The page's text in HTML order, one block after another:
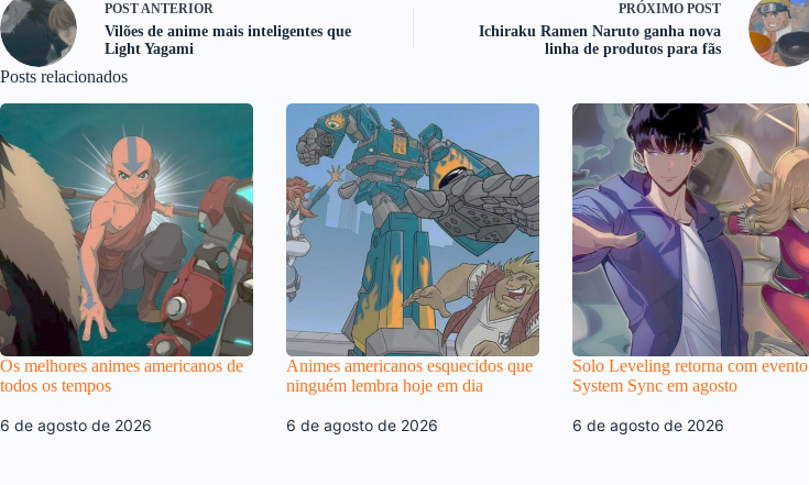
POSTANTERIOR
Vilões de anime mais inteligentes que
Light Yagami
PRÓXIMO POST
Ichiraku Ramen Naruto ganha nova
linha de produtos para fãs
Posts relacionados
Os melhores animes americanos de
todos os tempos
6 de agosto de 2026
Animes americanos esquecidos que
ninguém lembra hoje em dia
6 de agosto de 2026
Solo Leveling retorna com evento
System Sync em agosto
6 de agosto de 2026